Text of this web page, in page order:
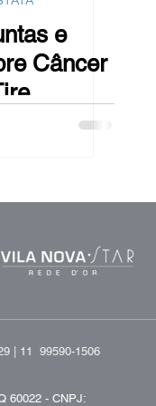
e
Câncer
Caso
| 11 99590-1506
60022 - CNPJ: